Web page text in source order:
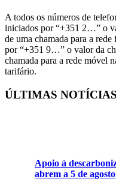
A todos os números de
iniciados por “+351 2…” o
de uma chamada para a
por “+351 9…” o valor da
chamada para a rede móvel
tarifário.
ÚLTIMAS NOTÍCIAS
Apoio à
abrem a 5 de agosto